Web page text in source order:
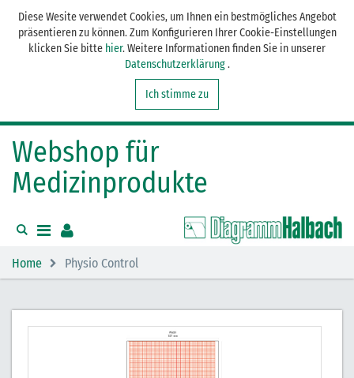
Diese Wesite verwendet Cookies, um Ihnen ein bestmögliches Angebot
präsentieren zu können. Zum Konfigurieren Ihrer Cookie-Einstellungen
klicken Sie bitte hier. Weitere Informationen finden Sie in unserer
Datenschutzerklärung.
Ich stimme zu
Webshop für
Medizinprodukte
Home Physio Control